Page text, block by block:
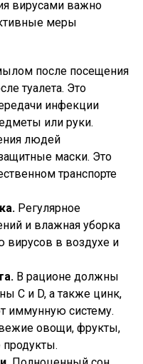
вирусами важно
меры
после посещения
туалета. Это
инфекции
или руки.
людей
маски. Это
транспорте
Регулярное
и влажная уборка
в воздухе и
В рационе должны
С и D, а также цинк,
иммунную систему.
овощи, фрукты,